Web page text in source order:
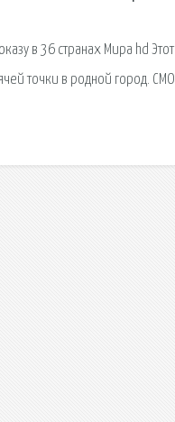
в 36 странах Мира hd
точки в родной город.